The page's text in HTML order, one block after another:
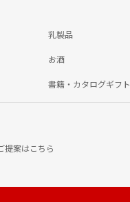
乳製品
お酒
書籍・カタログギフト
提案はこちら